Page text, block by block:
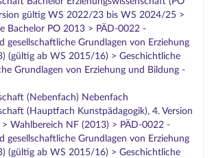
gültig WS 2022/23 bis WS 2024/25 >
Bachelor PO 2013 > PÄD-0022 -
gesellschaftliche Grundlagen von Erziehung
(gültig ab WS 2015/16) > Geschichtliche
Grundlagen von Erziehung und Bildung -
(Nebenfach) Nebenfach
(Hauptfach Kunstpädagogik), 4. Version
Wahlbereich NF (2013) > PÄD-0022 -
gesellschaftliche Grundlagen von Erziehung
(gültig ab WS 2015/16) > Geschichtliche